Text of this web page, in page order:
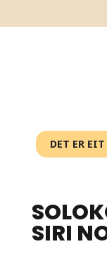
DET ER
SIRI